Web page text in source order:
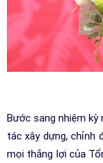
Bước sang nhiệm
tác xây dựng, chỉnh
mọi thắng lợi của